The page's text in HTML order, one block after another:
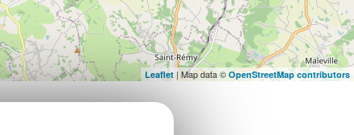
Leaflet | Map data © OpenStreetMap contributors